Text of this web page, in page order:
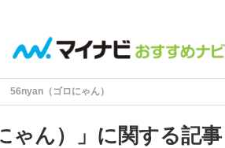
56nyan（ゴロにゃん）
ゃん）」に関する記事